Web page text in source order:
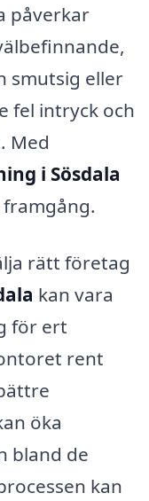
påverkar
smutsig eller
fel intryck och
Med
i Sösdala
rätt företag
kan vara
för ert
rent
öka
bland de
kan